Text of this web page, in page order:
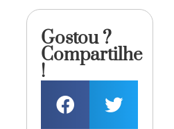
Gostou ?
Compartilhe
!